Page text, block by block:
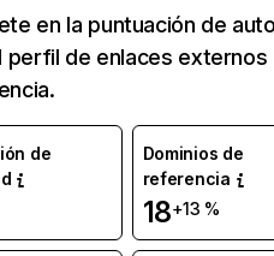
en la puntuación de
perfil de enlaces externos
de
Dominios de
referencia
18+13 %